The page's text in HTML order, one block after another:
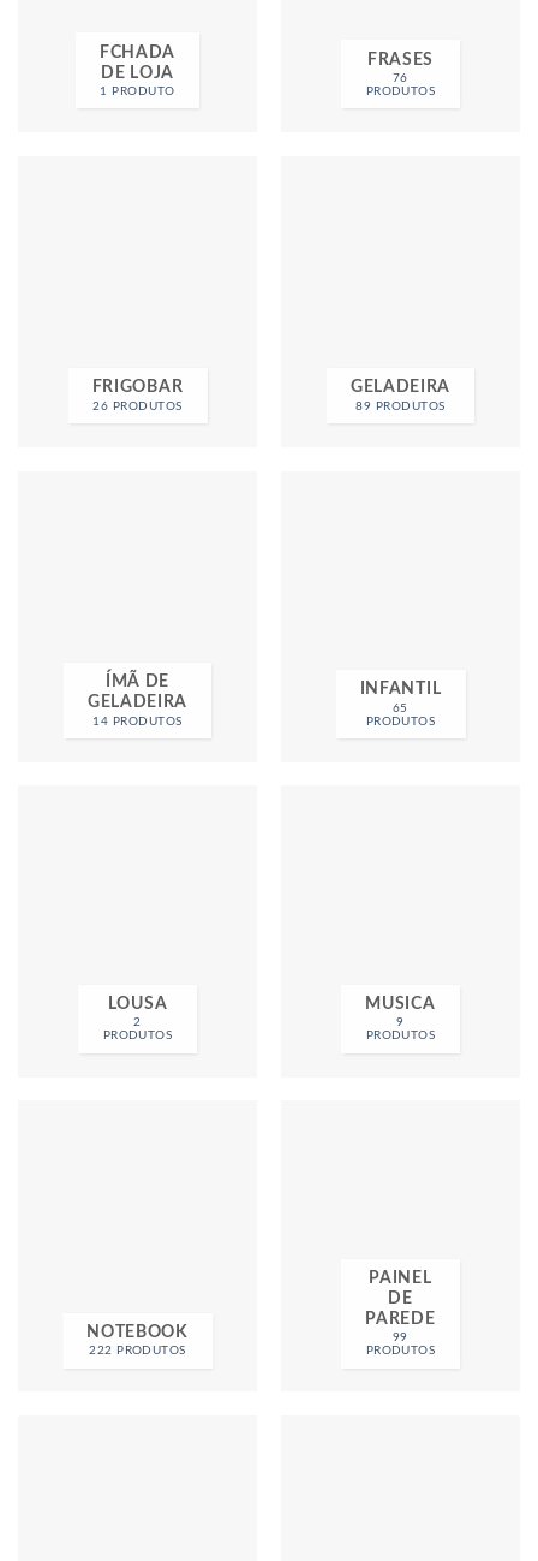
FCHADA
DE LOJA
1 PRODUTO
FRASES
76
PRODUTOS
FRIGOBAR
26 PRODUTOS
GELADEIRA
89 PRODUTOS
ÍMÃ DE
GELADEIRA
14 PRODUTOS
INFANTIL
65
PRODUTOS
LOUSA
2
PRODUTOS
MUSICA
9
PRODUTOS
NOTEBOOK
222 PRODUTOS
PAINEL
DE
PAREDE
99
PRODUTOS